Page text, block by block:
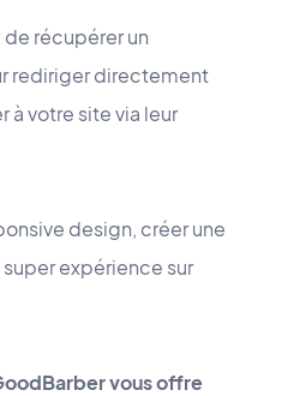
récupérer un
rediriger directement
à votre site via leur
design, créer une
expérience sur
vous offre